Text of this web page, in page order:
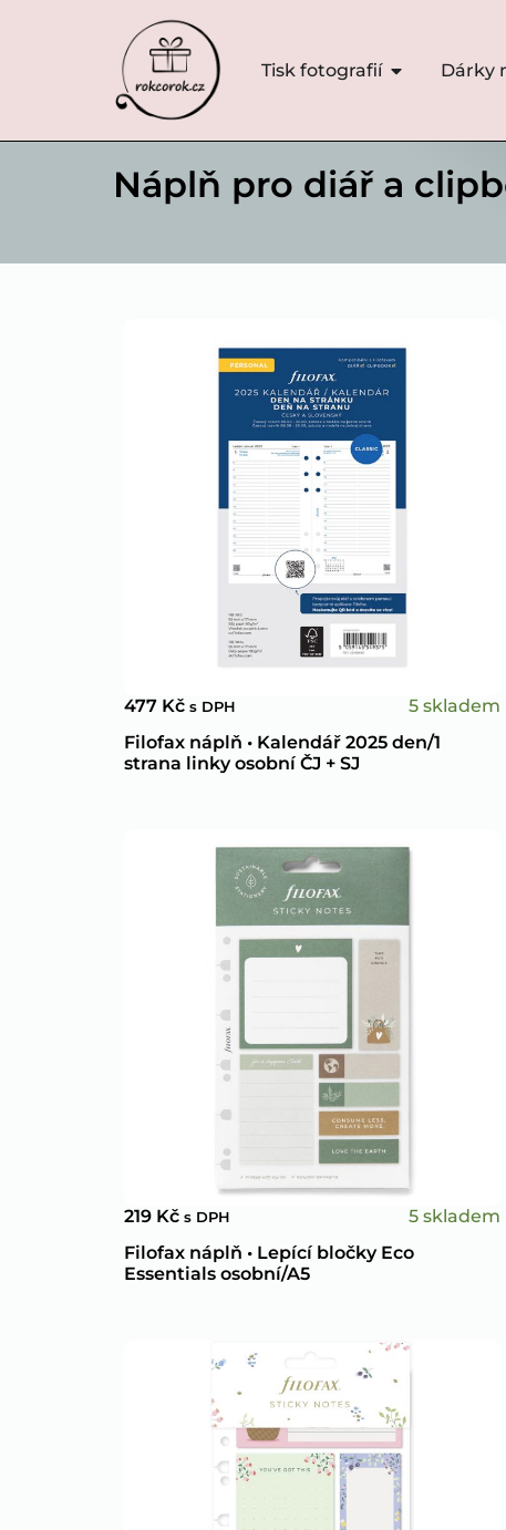
Tisk fotografií Dárky
Náplň pro diář a
477 Kč s DPH
5 skladem
Filofax náplň • Kalendář 2025 den/1
strana linky osobní ČJ + SJ
219 Kč s DPH
5 skladem
Filofax náplň • Lepící bločky Eco
Essentials osobní/A5